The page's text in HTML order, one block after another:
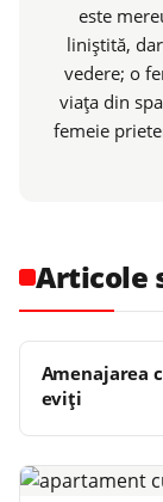
este
liniştită,
vedere; o
viaţa din
femeie
Articole
Amenajarea
eviți